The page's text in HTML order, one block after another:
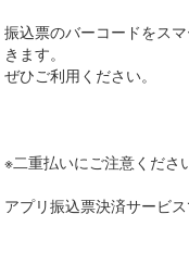
振込票のバーコードをス
きます。
ぜひご利用ください。
※二重払いにご注意くださ
アプリ振込票決済サービ